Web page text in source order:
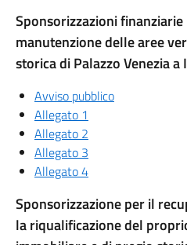
Sponsorizzazioni
manutenzione delle aree
storica di Palazzo Venezia a
Avviso pubblico
Allegato 1
Allegato 2
Allegato 3
Allegato 4
Sponsorizzazione per il
la riqualificazione del